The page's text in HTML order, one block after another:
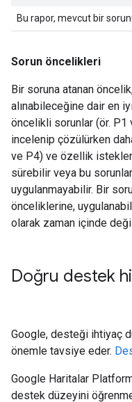
Bu rapor, mevcut bir
Sorun öncelikleri
Bir soruna atanan
alınabileceğine dair en
öncelikli sorunlar (ör. P1
incelenip çözülürken
ve P4) ve özellik
sürebilir veya bu
uygulanmayabilir. Bir
önceliklerine,
olarak zaman içinde
Doğru destek
Google, desteği ihtiyaç
önemle tavsiye eder.
Google Haritalar
destek düzeyini